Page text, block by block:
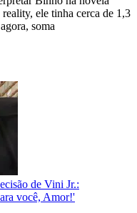
ele tinha cerca de 1,3
soma
de Vini Jr.:
você, Amor!'